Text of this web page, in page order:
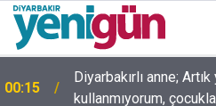
00:15
Diyarbakırlı anne; Artık
kullanmıyorum,
00:05 Mesut Çokur yazdı;